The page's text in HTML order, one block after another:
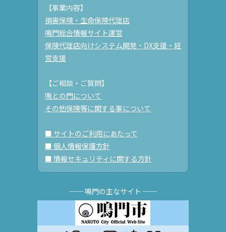
【事業内容】
損害保険・生命保険代理店
鳴門総合情報サイト運営
保険代理店向けシステム開発・DX支援・経
営支援
【ご相談・ご質問】
鳴との門について
その他保険等に関する事について
■ サイトのご利用にあたって
■ 個人情報保護方針
■ 情報セキュリティに関する方針
── 鳴門の主なサイト ──